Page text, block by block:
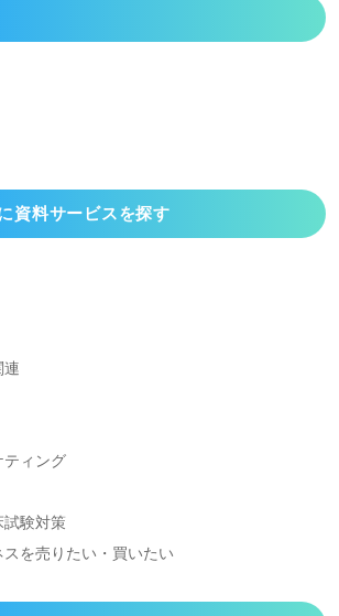
資料サービスを探す
連
ティング
試験対策
スを売りたい・買いたい